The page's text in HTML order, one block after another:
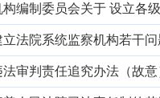
编制委员会关于 设立各
法院系统监察机构若干
审判责任追究办法（故意